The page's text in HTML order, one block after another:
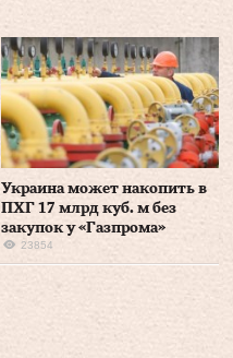
Украина может накопить в
ПХГ 17 млрд куб. м без
закупок у «Газпрома»
23854